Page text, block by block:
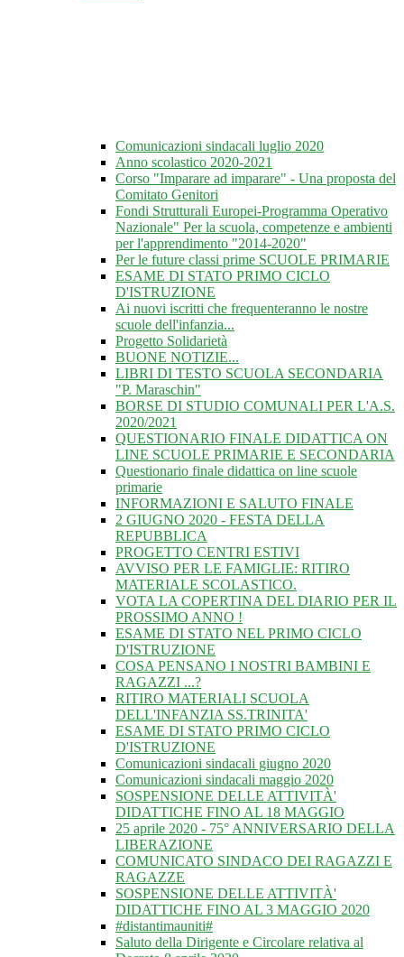
Comunicazioni sindacali luglio 2020
Anno scolastico 2020-2021
Corso "Imparare ad imparare" - Una proposta del
Comitato Genitori
Fondi Strutturali Europei-Programma Operativo
Nazionale" Per la scuola, competenze e ambienti
per l'apprendimento "2014-2020"
Per le future classi prime SCUOLE PRIMARIE
ESAME DI STATO PRIMO CICLO
D'ISTRUZIONE
Ai nuovi iscritti che frequenteranno le nostre
scuole dell'infanzia...
Progetto Solidarietà
BUONE NOTIZIE...
LIBRI DI TESTO SCUOLA SECONDARIA
"P. Maraschin"
BORSE DI STUDIO COMUNALI PER L'A.S.
2020/2021
QUESTIONARIO FINALE DIDATTICA ON
LINE SCUOLE PRIMARIE E SECONDARIA
Questionario finale didattica on line scuole
primarie
INFORMAZIONI E SALUTO FINALE
2 GIUGNO 2020 - FESTA DELLA
REPUBBLICA
PROGETTO CENTRI ESTIVI
AVVISO PER LE FAMIGLIE: RITIRO
MATERIALE SCOLASTICO.
VOTA LA COPERTINA DEL DIARIO PER IL
PROSSIMO ANNO !
ESAME DI STATO NEL PRIMO CICLO
D'ISTRUZIONE
COSA PENSANO I NOSTRI BAMBINI E
RAGAZZI ...?
RITIRO MATERIALI SCUOLA
DELL'INFANZIA SS.TRINITA'
ESAME DI STATO PRIMO CICLO
D'ISTRUZIONE
Comunicazioni sindacali giugno 2020
Comunicazioni sindacali maggio 2020
SOSPENSIONE DELLE ATTIVITÀ'
DIDATTICHE FINO AL 18 MAGGIO
25 aprile 2020 - 75° ANNIVERSARIO DELLA
LIBERAZIONE
COMUNICATO SINDACO DEI RAGAZZI E
RAGAZZE
SOSPENSIONE DELLE ATTIVITÀ'
DIDATTICHE FINO AL 3 MAGGIO 2020
#distantimauniti#
Saluto della Dirigente e Circolare relativa al